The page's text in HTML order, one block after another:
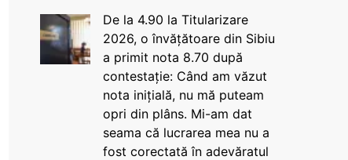
De la 4.90 la Titularizare
2026, o învățătoare din Sibiu
a primit nota 8.70 după
contestație: Când am văzut
nota inițială, nu mă puteam
opri din plâns. Mi-am dat
seama că lucrarea mea nu a
fost corectată în adevăratul